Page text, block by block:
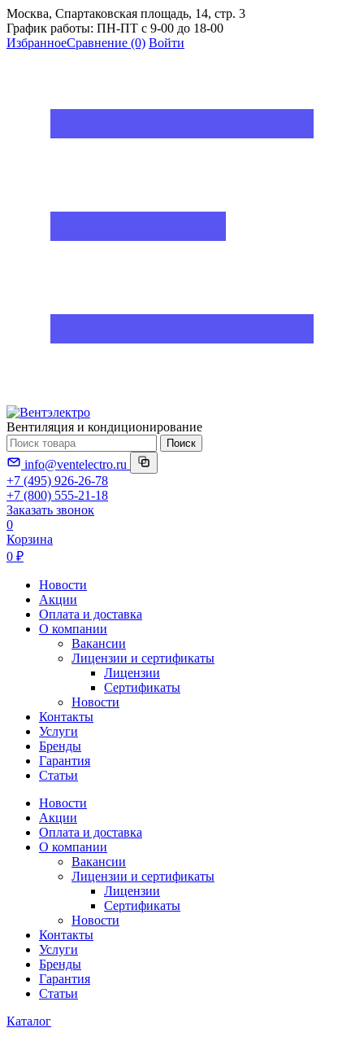
Москва, Спартаковская площадь, 14, стр. 3
График работы: ПН-ПТ с 9-00 до 18-00
ИзбранноеСравнение (0) Войти
Вентиляция и кондиционирование
Поиск
info@ventelectro.ru
+7 (495) 926-26-78
+7 (800) 555-21-18
Заказать звонок
0
Корзина
0 ₽
Новости
Акции
Оплата и доставка
О компании
Вакансии
Лицензии и сертификаты
Лицензии
Сертификаты
Новости
Контакты
Услуги
Бренды
Гарантия
Статьи
Новости
Акции
Оплата и доставка
О компании
Вакансии
Лицензии и сертификаты
Лицензии
Сертификаты
Новости
Контакты
Услуги
Бренды
Гарантия
Статьи
Каталог